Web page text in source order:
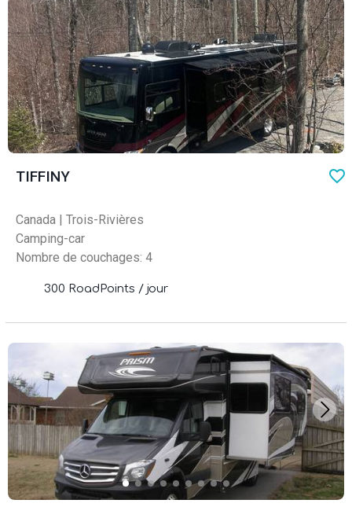
TIFFINY
Canada | Trois-Rivières
Camping-car
Nombre de couchages: 4
300 RoadPoints / jour